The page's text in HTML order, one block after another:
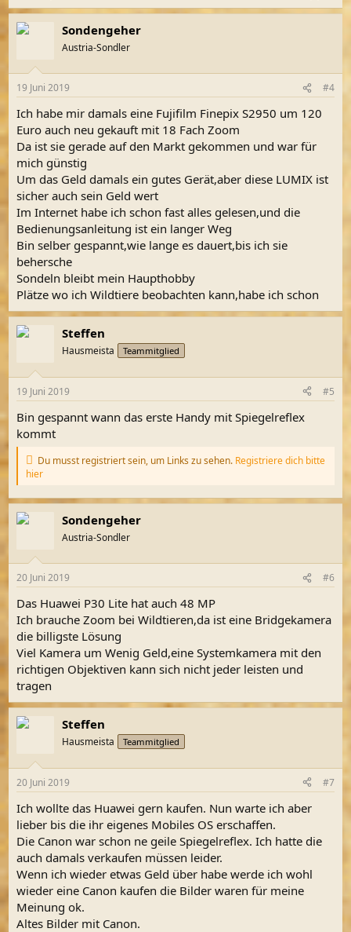
Sondengeher
Austria-Sondler
19 Juni 2019 #4
Ich habe mir damals eine Fujifilm Finepix S2950 um 120
Euro auch neu gekauft mit 18 Fach Zoom
Da ist sie gerade auf den Markt gekommen und war für
mich günstig
Um das Geld damals ein gutes Gerät,aber diese LUMIX ist
sicher auch sein Geld wert
Im Internet habe ich schon fast alles gelesen,und die
Bedienungsanleitung ist ein langer Weg
Bin selber gespannt,wie lange es dauert,bis ich sie
behersche
Sondeln bleibt mein Haupthobby
Plätze wo ich Wildtiere beobachten kann,habe ich schon
Steffen
Hausmeista Teammitglied
19 Juni 2019 #5
Bin gespannt wann das erste Handy mit Spiegelreflex
kommt
Du musst registriert sein, um Links zu sehen. Registriere dich bitte
hier
Sondengeher
Austria-Sondler
20 Juni 2019 #6
Das Huawei P30 Lite hat auch 48 MP
Ich brauche Zoom bei Wildtieren,da ist eine Bridgekamera
die billigste Lösung
Viel Kamera um Wenig Geld,eine Systemkamera mit den
richtigen Objektiven kann sich nicht jeder leisten und
tragen
Steffen
Hausmeista Teammitglied
20 Juni 2019 #7
Ich wollte das Huawei gern kaufen. Nun warte ich aber
lieber bis die ihr eigenes Mobiles OS erschaffen.
Die Canon war schon ne geile Spiegelreflex. Ich hatte die
auch damals verkaufen müssen leider.
Wenn ich wieder etwas Geld über habe werde ich wohl
wieder eine Canon kaufen die Bilder waren für meine
Meinung ok.
Altes Bilder mit Canon.